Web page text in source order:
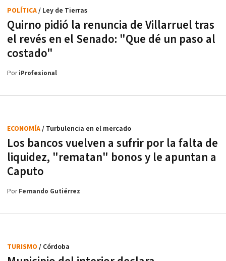
Quirno pidió la renuncia de Villarruel tras
el revés en el Senado: "Que dé un paso al
costado"
POLÍTICA/ Ley de Tierras
PoriProfesional
Los bancos vuelven a sufrir por la falta de
liquidez, "rematan" bonos y le apuntan a
Caputo
ECONOMÍA/ Turbulencia en el mercado
PorFernando Gutiérrez
TURISMO / Córdoba